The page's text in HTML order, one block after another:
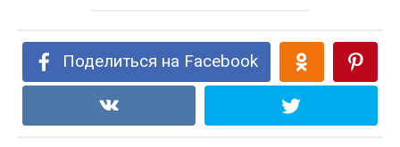
Поделиться на Facebook